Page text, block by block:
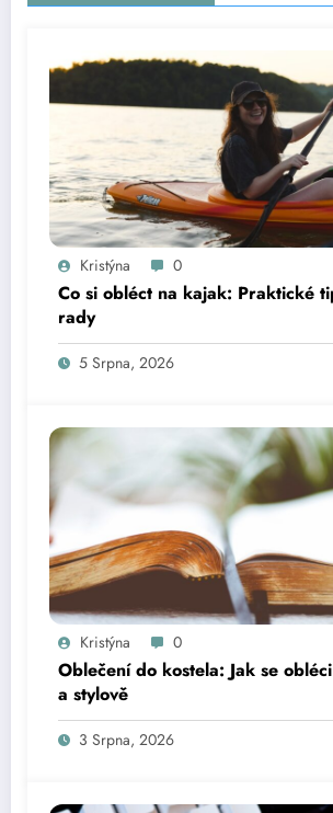
Kristýna 0
Co si obléct na kajak: Praktické
rady
5 Srpna, 2026
Kristýna 0
Oblečení do kostela: Jak se
a stylově
3 Srpna, 2026